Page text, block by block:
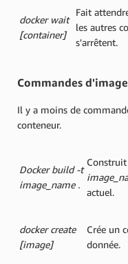
docker wait
[container]
Fait
les autres
s'arrêtent.
Commandes d'image
Il y a moins de
conteneur.
Docker build -t
image_name .
actuel.
docker create
[image]
Crée un
donnée.